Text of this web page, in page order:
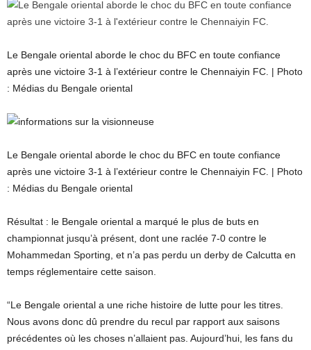
Le Bengale oriental aborde le choc du BFC en toute confiance
après une victoire 3-1 à l’extérieur contre le Chennaiyin FC. | Photo
: Médias du Bengale oriental
Le Bengale oriental aborde le choc du BFC en toute confiance
après une victoire 3-1 à l’extérieur contre le Chennaiyin FC. | Photo
: Médias du Bengale oriental
Résultat : le Bengale oriental a marqué le plus de buts en
championnat jusqu’à présent, dont une raclée 7-0 contre le
Mohammedan Sporting, et n’a pas perdu un derby de Calcutta en
temps réglementaire cette saison.
“Le Bengale oriental a une riche histoire de lutte pour les titres.
Nous avons donc dû prendre du recul par rapport aux saisons
précédentes où les choses n’allaient pas. Aujourd’hui, les fans du